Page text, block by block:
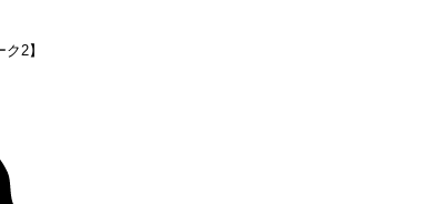
2】